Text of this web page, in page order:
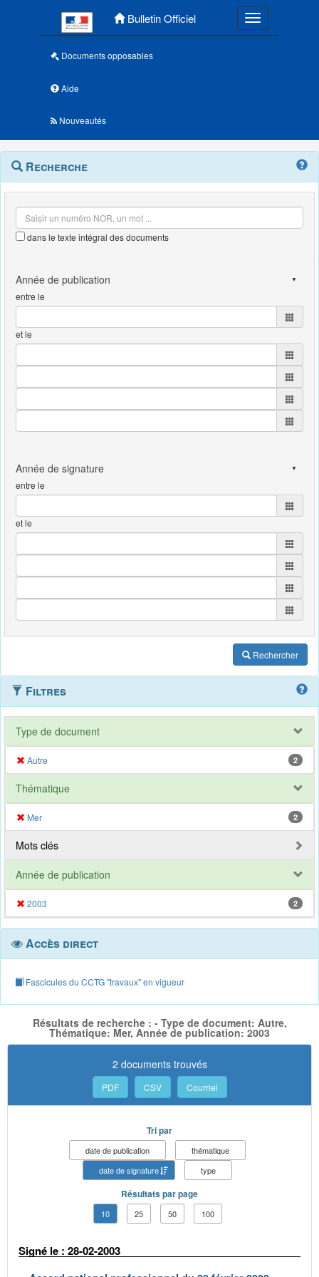
Bulletin Officiel Toggle
Documents opposables
Aide
Nouveautés
Navigation
outils
Menu
contextuel
Recherche
dans le texte intégral des documents
entre le
et le
entre le
et le
Rechercher
Filtres
Type de document
Autre 2
Thématique
Mer 2
Mots clés
Année de publication
2003 2
Accès direct
Fascicules du CCTG "travaux" en vigueur
Résultats de recherche : - Type de document: Autre,
Thématique: Mer, Année de publication: 2003
2 documents trouvés
PDF CSV Courriel
Tri par
date de publication
thématique
date de signature
type
Résultats par page
10 25 50 100
Signé le : 28-02-2003